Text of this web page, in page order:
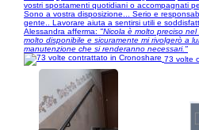
vostri spostamenti quotidiani o accompagnati
Sono a vostra disposizione... Serio e
gente.. Lavorare aiuta a sentirsi utili e
Alessandra afferma: "Nicola è molto preciso
molto disponibile e sicuramente mi rivolgerò a
manutenzione che si renderanno necessari."
73 volte